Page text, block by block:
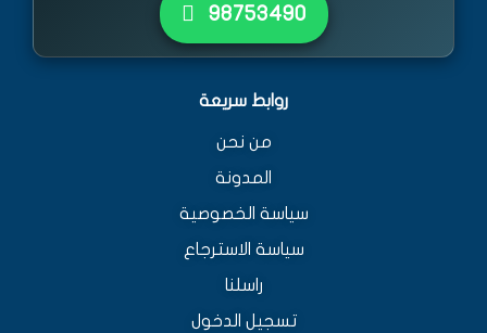
٩٨٧٥٣٤٩٠
روابط سريعة
من نحن
المدونة
سياسة الخصوصية
سياسة الاسترجاع
راسلنا
تسجيل الدخول